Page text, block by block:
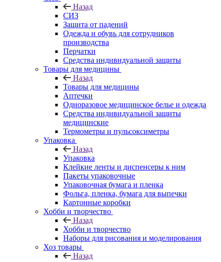
Назад
СИЗ
Защита от падений
Одежда и обувь для сотрудников
производства
Перчатки
Средства индивидуальной защиты
Товары для медицины
Назад
Товары для медицины
Аптечки
Одноразовое медицинское белье и одежда
Средства индивидуальной защиты
медицинские
Термометры и пульсоксиметры
Упаковка
Назад
Упаковка
Клейкие ленты и диспенсеры к ним
Пакеты упаковочные
Упаковочная бумага и пленка
Фольга, пленка, бумага для выпечки
Картонные коробки
Хобби и творчество
Назад
Хобби и творчество
Наборы для рисования и моделирования
Хоз товары
Назад